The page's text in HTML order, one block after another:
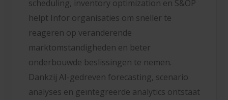
scheduling, inventory optimization en S&OP
helpt Infor organisaties om sneller te
reageren op veranderende
marktomstandigheden en beter
onderbouwde beslissingen te nemen.
Dankzij AI-gedreven forecasting, scenario
analyses en geïntegreerde analytics ontstaat